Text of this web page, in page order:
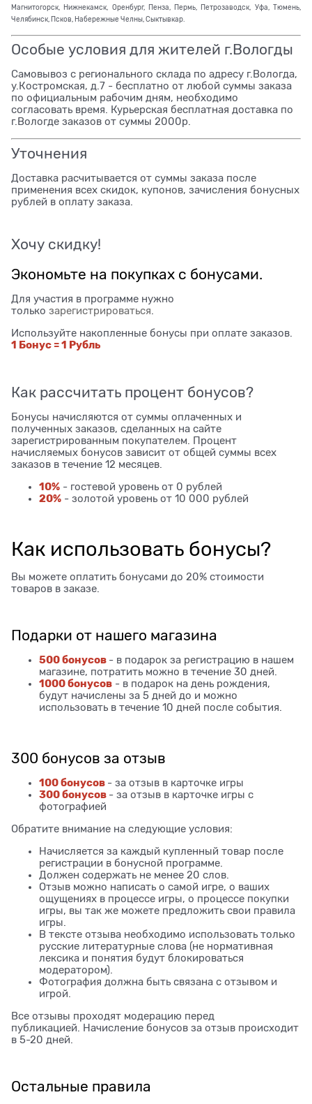
Магнитогорск, Нижнекамск, Оренбург, Пенза, Пермь, Петрозаводск, Уфа, Тюмень,
Челябинск, Псков, Набережные Челны, Сыктывкар.
Особые условия для жителей г.Вологды
Самовывоз с регионального склада по адресу г.Вологда,
у.Костромская, д.7 - бесплатно от любой суммы заказа
по официальным рабочим дням, необходимо
согласовать время. Курьерская бесплатная доставка по
г.Вологде заказов от суммы 2000р.
Уточнения
Доставка расчитывается от суммы заказа после
применения всех скидок, купонов, зачисления бонусных
рублей в оплату заказа.
Хочу скидку!
Экономьте на покупках с бонусами.
Для участия в программе нужно
только зарегистрироваться
Используйте накопленные бонусы при оплате заказов.
1 Бонус = 1 Рубль
Как рассчитать процент бонусов?
Бонусы начисляются от суммы оплаченных и
полученных заказов, сделанных на сайте
зарегистрированным покупателем. Процент
начисляемых бонусов зависит от общей суммы всех
заказов в течение 12 месяцев.
10% - гостевой уровень от 0 рублей
20% - золотой уровень от 10 000 рублей
Как использовать бонусы?
Вы можете оплатить бонусами до 20% стоимости
товаров в заказе.
Подарки от нашего магазина
500 бонусов - в подарок за регистрацию в нашем
магазине, потратить можно в течение 30 дней.
1000 бонусов - в подарок на день рождения,
будут начислены за 5 дней до и можно
использовать в течение 10 дней после события.
300 бонусов за отзыв
100 бонусов - за отзыв в карточке игры
300 бонусов - за отзыв в карточке игры с
фотографией
Обратите внимание на следующие условия:
Начисляется за каждый купленный товар после
регистрации в бонусной программе.
Должен содержать не менее 20 слов.
Отзыв можно написать о самой игре, о ваших
ощущениях в процессе игры, о процессе покупки
игры, вы так же можете предложить свои правила
игры.
В тексте отзыва необходимо использовать только
русские литературные слова (не нормативная
лексика и понятия будут блокироваться
модератором).
Фотография должна быть связана с отзывом и
игрой.
Все отзывы проходят модерацию перед
публикацией. Начисление бонусов за отзыв происходит
в 5-20 дней.
Остальные правила